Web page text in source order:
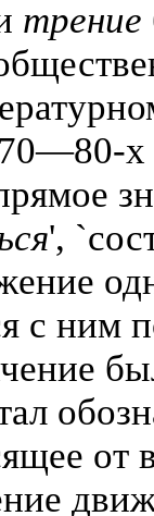
трение
х
',
с ним
от